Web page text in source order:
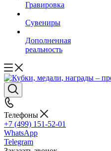
Гравировка
Сувениры
Дополненная
реальность
Телефоны
+7 (499) 151-52-01
WhatsApp
Telegram